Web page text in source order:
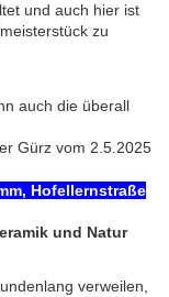
und auch hier ist
zu
auch die überall
Gürz vom 2.5.2025
Hofellernstraße
und Natur
verweilen,